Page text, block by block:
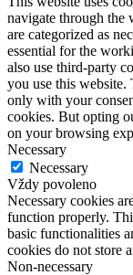
navigate through the
are categorized as
essential for the
also use third-party
you use this
only with your
cookies. But opting
on your browsing
Necessary
Necessary
Vždy povoleno
Necessary cookies
function properly.
basic functionalities
cookies do not store
Non-necessary